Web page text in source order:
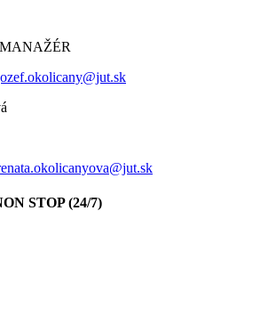
STOP (24/7)